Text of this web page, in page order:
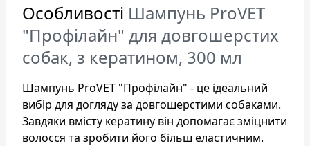
Особливості Шампунь ProVET
"Профілайн" для довгошерстих
собак, з кератином, 300 мл
Шампунь ProVET "Профілайн" - це ідеальний
вибір для догляду за довгошерстими собаками.
Завдяки вмісту кератину він допомагає зміцнити
волосся та зробити його більш еластичним.